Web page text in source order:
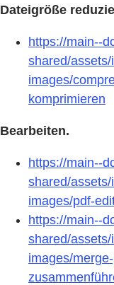
Dateigröße
https://main--
shared/
images/
komprimieren
Bearbeiten.
https://main--
shared/
images/pdf-
https://main--
shared/
images/